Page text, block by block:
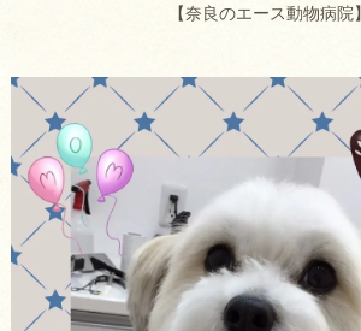
【奈良のエース動物病院】